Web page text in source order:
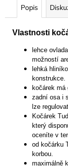
Popis
Vlastnosti
lehce
možností
lehká
konstrukce.
kočárek má
zadní osa i
lze
Kočárek
který
oceníte v
od kočárku
korbou.
maximálně